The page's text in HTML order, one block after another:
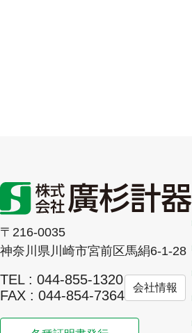
〒216-0035
神奈川県川崎市宮前区馬絹6-1-28
TEL : 044-855-1320
FAX : 044-854-7364
会社情報